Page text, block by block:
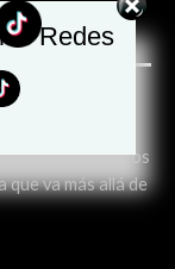
no solo productos
que va más allá de
Redes